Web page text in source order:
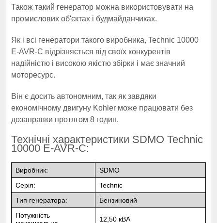
Також такий генератор можна використовувати на
промислових об'єктах і будмайданчиках.
Як і всі генератори такого виробника, Technic 10000
E-AVR-С відрізняється від своїх конкурентів
надійністю і високою якістю збірки і має значний
моторесурс.
Він є досить автономним, так як завдяки
економічному двигуну Kohler може працювати без
дозаправки протягом 8 годин.
Технічні характеристики SDMO Technic
10000 E-AVR-С:
Виробник:
SDMO
Серія:
Technic
Тип генератора:
Бензиновий
Потужність
12,50 кВА